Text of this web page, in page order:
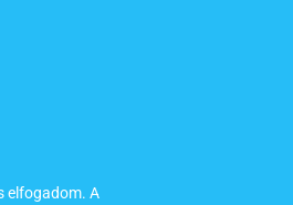
elfogadom. A